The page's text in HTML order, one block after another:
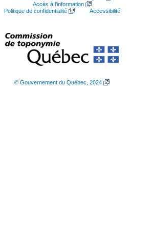
Accès à l’information
Politique de confidentialité
Accessibilité
© Gouvernement du Québec, 2024